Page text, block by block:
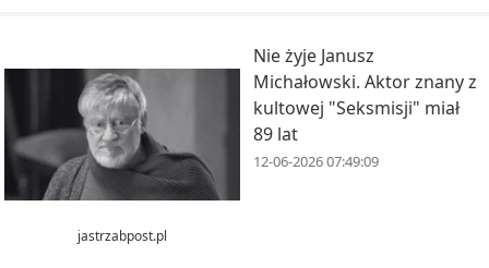
jastrzabpost.pl
Nie żyje Janusz
Michałowski. Aktor znany z
kultowej "Seksmisji" miał
89 lat
12-06-2026 07:49:09